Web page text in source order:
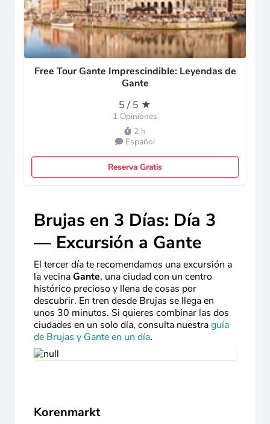
Free Tour Gante Imprescindible: Leyendas de
Gante
5 / 5 ★
1 Opiniones
2 h
Español
Reserva Gratis
Brujas en 3 Días: Día 3
— Excursión a Gante
El tercer día te recomendamos una excursión a
la vecinaGante, una ciudad con un centro
histórico precioso y llena de cosas por
descubrir. En tren desde Brujas se llega en
unos 30 minutos. Si quieres combinar las dos
ciudades en un solo día, consulta nuestraguía
de Brujas y Gante en un día.
Korenmarkt